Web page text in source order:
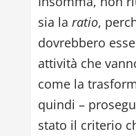
sia la ratio,
dovrebbero
attività che
come la
quindi –
stato il criterio